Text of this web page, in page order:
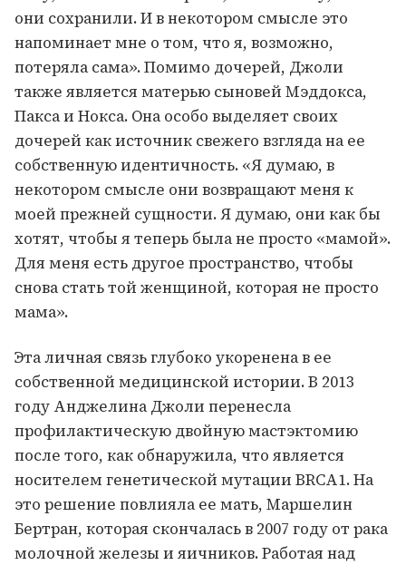
они сохранили. И в некотором смысле это
напоминает мне о том, что я, возможно,
потеряла сама». Помимо дочерей, Джоли
также является матерью сыновей Мэддокса,
Пакса и Нокса. Она особо выделяет своих
дочерей как источник свежего взгляда на ее
собственную идентичность. «Я думаю, в
некотором смысле они возвращают меня к
моей прежней сущности. Я думаю, они как бы
хотят, чтобы я теперь была не просто «мамой».
Для меня есть другое пространство, чтобы
снова стать той женщиной, которая не просто
мама».
Эта личная связь глубоко укоренена в ее
собственной медицинской истории. В 2013
году Анджелина Джоли перенесла
профилактическую двойную мастэктомию
после того, как обнаружила, что является
носителем генетической мутации BRCA1. На
это решение повлияла ее мать, Маршелин
Бертран, которая скончалась в 2007 году от рака
молочной железы и яичников. Работая над